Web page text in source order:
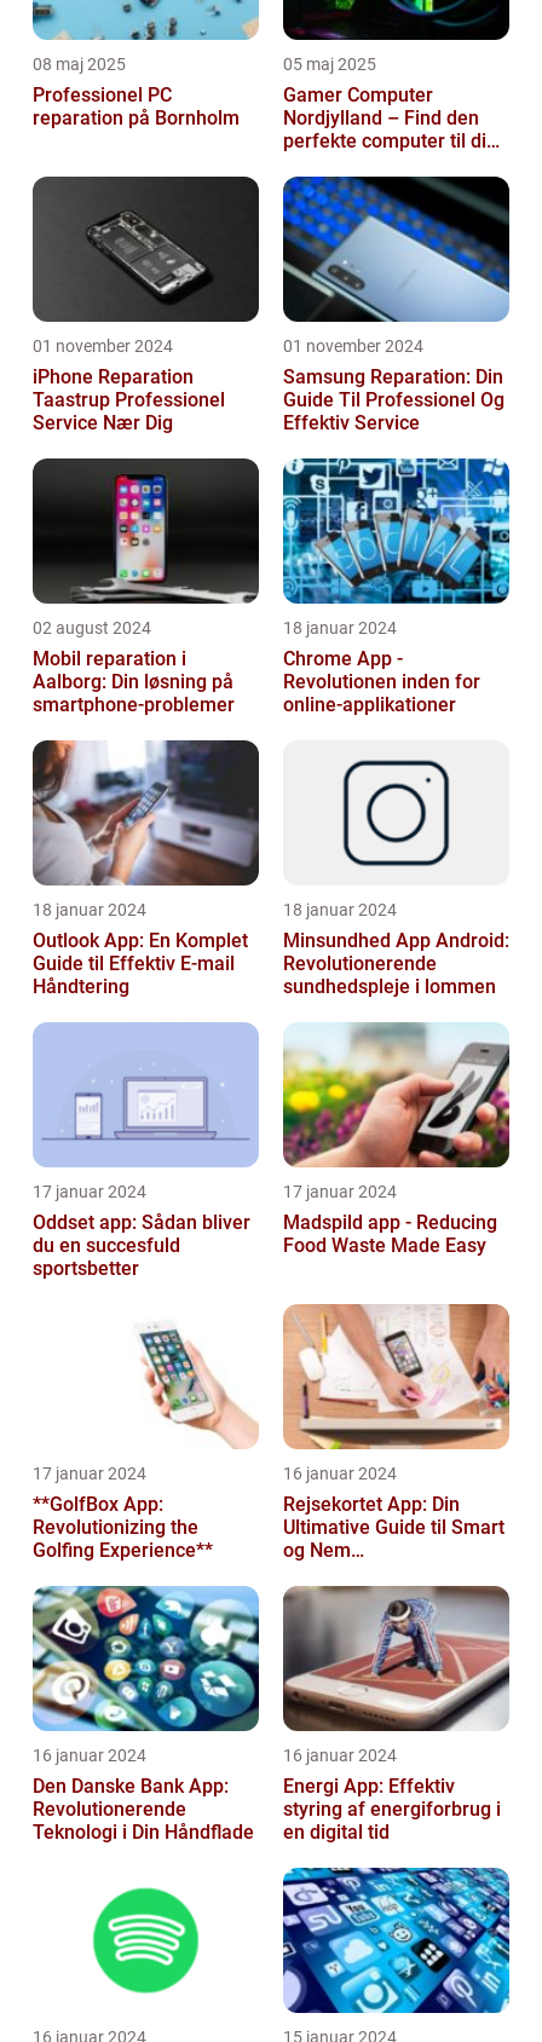
08 maj 2025
Professionel PC
reparation på Bornholm
05 maj 2025
Gamer Computer
Nordjylland – Find den
perfekte computer til din
01 november 2024
iPhone Reparation
Taastrup Professionel
Service Nær Dig
01 november 2024
Samsung Reparation: Din
Guide Til Professionel Og
Effektiv Service
02 august 2024
Mobil reparation i
Aalborg: Din løsning på
smartphone-problemer
18 januar 2024
Chrome App -
Revolutionen inden for
online-applikationer
18 januar 2024
Outlook App: En Komplet
Guide til Effektiv E-mail
Håndtering
18 januar 2024
Minsundhed App Android:
Revolutionerende
sundhedspleje i lommen
17 januar 2024
Oddset app: Sådan bliver
du en succesfuld
sportsbetter
17 januar 2024
Madspild app - Reducing
Food Waste Made Easy
17 januar 2024
**GolfBox App:
Revolutionizing the
Golfing Experience**
16 januar 2024
Rejsekortet App: Din
Ultimative Guide til Smart
og Nem
16 januar 2024
Den Danske Bank App:
Revolutionerende
Teknologi i Din Håndflade
16 januar 2024
Energi App: Effektiv
styring af energiforbrug i
en digital tid
16 januar 2024 15 januar 2024